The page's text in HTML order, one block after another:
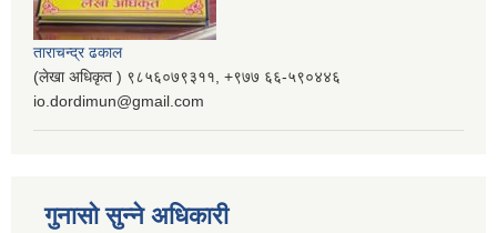
ताराचन्द्र ढकाल
(लेखा अधिकृत ) ९८५६०७९३११, ‌‍‍+९७७ ६६-५९०४४६
io.dordimun@gmail.com
गुनासो सुन्ने अधिकारी